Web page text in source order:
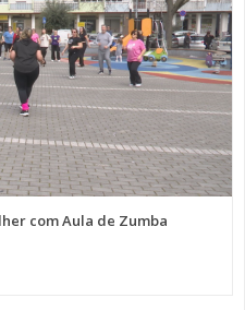
com Aula de Zumba